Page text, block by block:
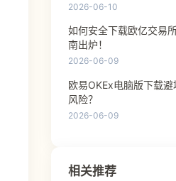
2026-06-10
如何安全下载欧亿交易
南出炉！
2026-06-09
欧易OKEx电脑版下载
风险？
2026-06-09
相关推荐